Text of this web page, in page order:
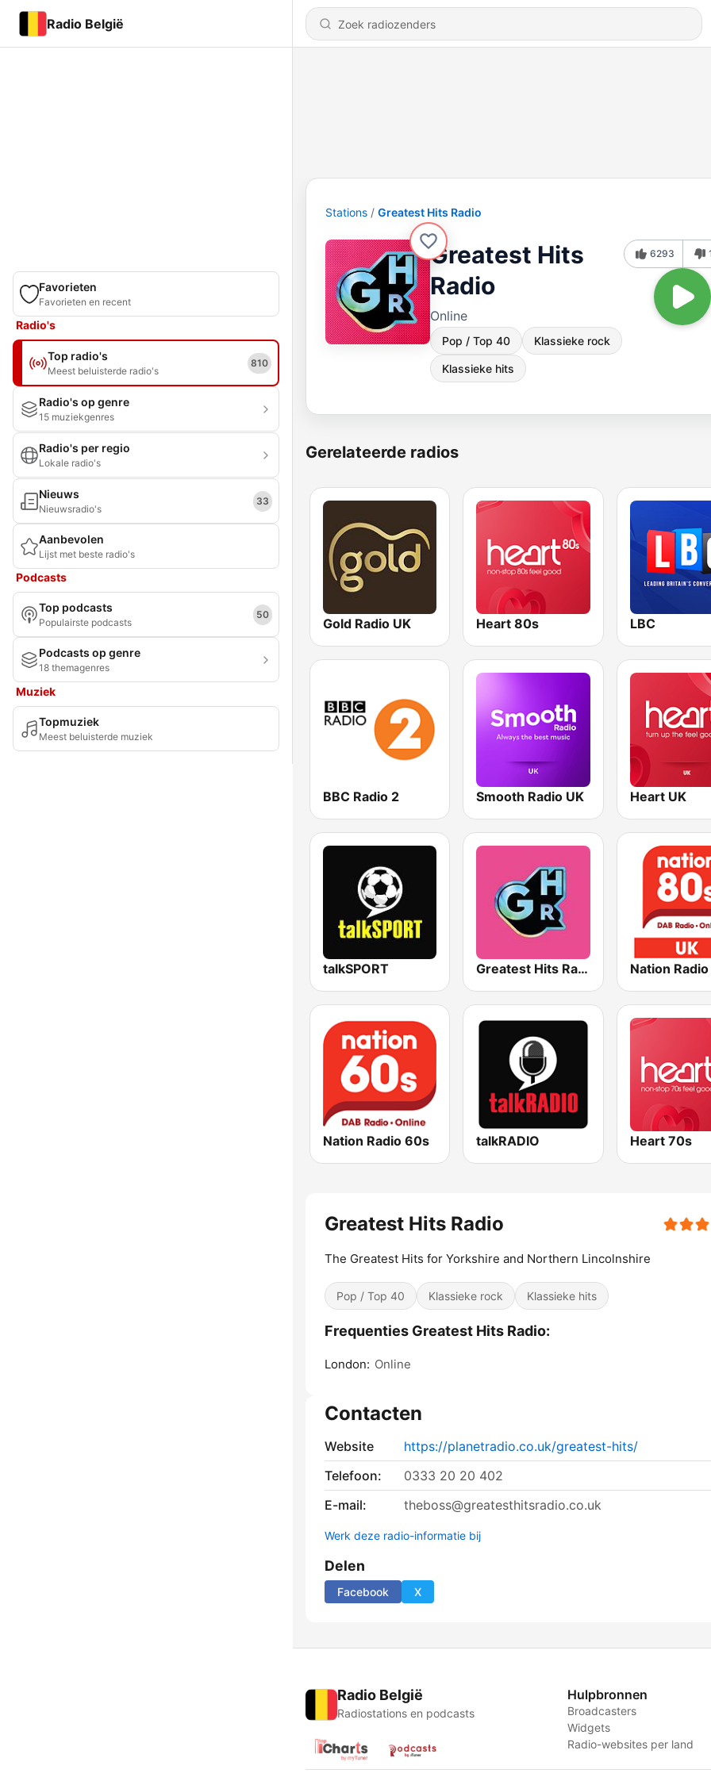
Radio België
Favorieten
Favorieten en recent
Radio's
Top radio's
Meest beluisterde radio's
810
Radio's op genre
15 muziekgenres
Radio's per regio
Lokale radio's
Nieuws
Nieuwsradio's
33
Aanbevolen
Lijst met beste radio's
Podcasts
Top podcasts
Populairste podcasts
50
Podcasts op genre
18 themagenres
Muziek
Topmuziek
Meest beluisterde muziek
Stations Greatest Hits Radio
Greatest Hits
Radio
Online
Pop / Top 40 Klassieke rock
Klassieke hits
6293
Gerelateerde radios
Gold Radio UK Heart 80s LBC
BBC Radio 2 Smooth Radio UK Heart UK
talkSPORT Greatest Hits Radio South Coast Nation
Nation Radio 60s talkRADIO Heart 70s
Greatest Hits Radio
The Greatest Hits for Yorkshire and Northern Lincolnshire
Pop / Top 40 Klassieke rock Klassieke hits
Frequenties Greatest Hits Radio:
London: Online
Contacten
Website
https://planetradio.co.uk/greatest-hits/
Telefoon:
0333 20 20 402
E-mail:
theboss@greatesthitsradio.co.uk
Werk deze radio-informatie bij
Delen
Facebook X
Radio België
Radiostations en podcasts
Hulpbronnen
Broadcasters
Widgets
Radio-websites per land